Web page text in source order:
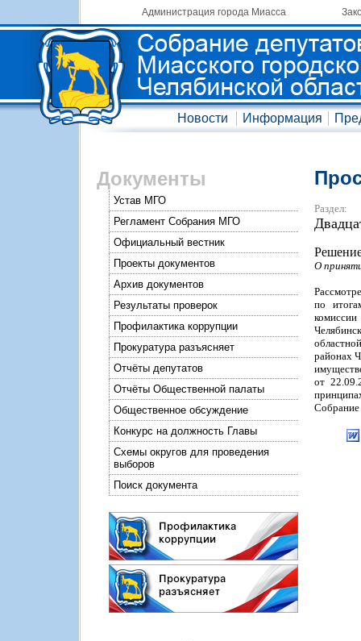
Администрация города Миасса
Новости Информация
Документы
Устав МГО
Регламент Собрания МГО
Официальный вестник
Проекты документов
Архив документов
Результаты проверок
Профилактика коррупции
Прокуратура разъясняет
Отчёты депутатов
Отчёты Общественной палаты
Общественное обсуждение
Конкурс на должность Главы
Схемы округов для проведения
выборов
Поиск документа
Раздел:
О
по
районах
от
Собрание